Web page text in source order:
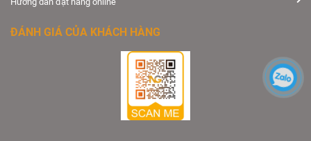
ĐÁNH GIÁ CỦA KHÁCH HÀNG